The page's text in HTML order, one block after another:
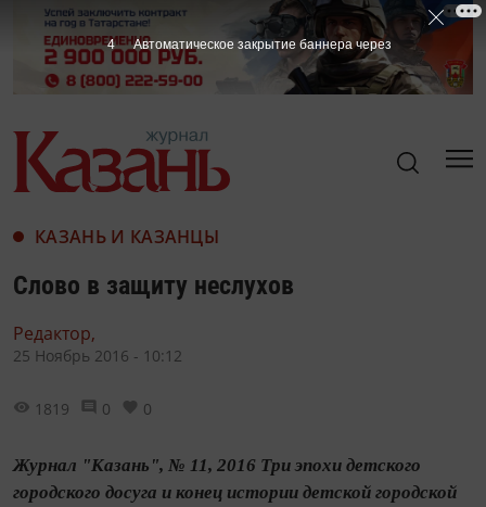
КАЗАНЬ И КАЗАНЦЫ
Слово в защиту неслухов
Редактор,
25 Ноябрь 2016 - 10:12
1819 0 0
Журнал "Казань", № 11, 2016 Три эпохи детского
городского досуга и конец истории детской городской
3 Автоматическое закрытие баннера через